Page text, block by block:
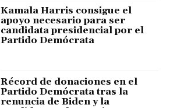
Kamala Harris consigue el
apoyo necesario para ser
candidata presidencial por el
Partido Demócrata
Récord de donaciones en el
Partido Demócrata tras la
renuncia de Biden y la